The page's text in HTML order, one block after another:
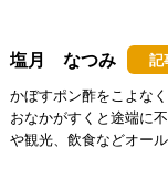
塩月 なつみ 記
かぼすポン酢をこよな
おなかがすくと途端に
や観光、飲食などオー